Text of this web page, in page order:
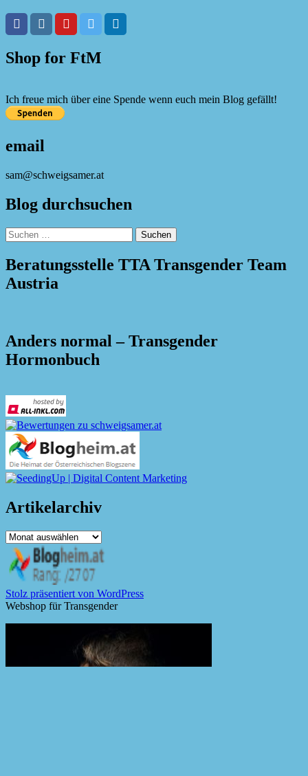
Shop for FtM
Ich freue mich über eine Spende wenn euch mein Blog gefällt!
email
sam@schweigsamer.at
Blog durchsuchen
Suchen
nach:
Beratungsstelle TTA Transgender Team
Austria
Anders normal – Transgender
Hormonbuch
Artikelarchiv
Artikelarchiv
Stolz präsentiert von WordPress
Webshop für Transgender